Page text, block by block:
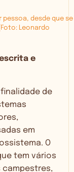
pessoa, desde que se
Leonardo
e
de
em
O
tem vários
campestres,